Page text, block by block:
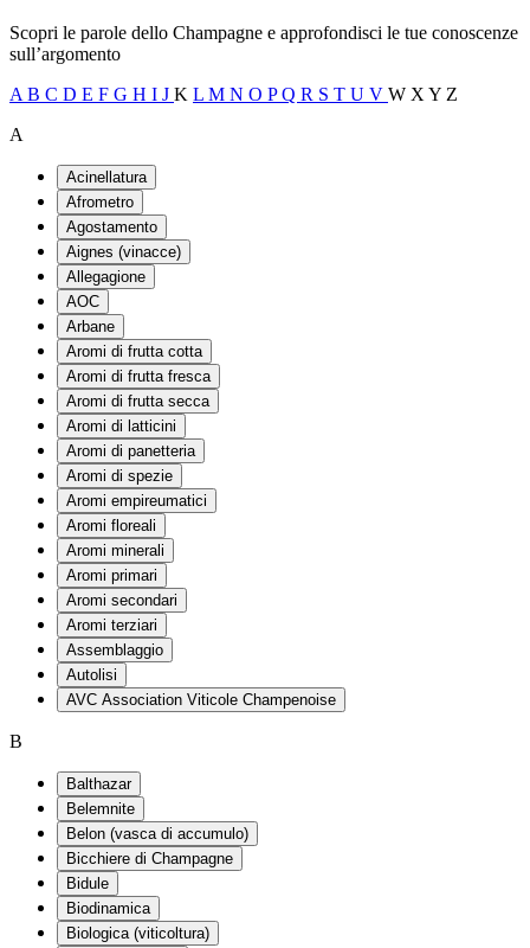
Scopri le parole dello Champagne e approfondisci le tue conoscenze
sull’argomento
A B C D E F G H I J K L M N O PQ R S T U V W X Y Z
A
Acinellatura
Afrometro
Agostamento
Aignes (vinacce)
Allegagione
AOC
Arbane
Aromi di frutta cotta
Aromi di frutta fresca
Aromi di frutta secca
Aromi di latticini
Aromi di panetteria
Aromi di spezie
Aromi empireumatici
Aromi floreali
Aromi minerali
Aromi primari
Aromi secondari
Aromi terziari
Assemblaggio
Autolisi
AVC Association Viticole Champenoise
B
Balthazar
Belemnite
Belon (vasca di accumulo)
Bicchiere di Champagne
Bidule
Biodinamica
Biologica (viticoltura)